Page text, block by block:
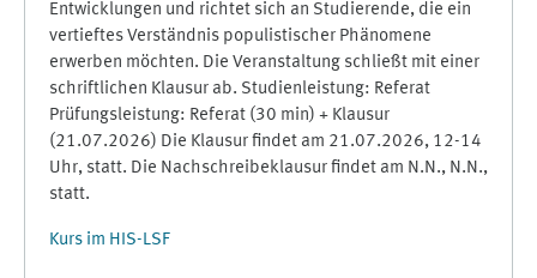
Entwicklungen und richtet sich an Studierende, die ein
vertieftes Verständnis populistischer Phänomene
erwerben möchten. Die Veranstaltung schließt mit einer
schriftlichen Klausur ab. Studienleistung: Referat
Prüfungsleistung: Referat (30 min) + Klausur
(21.07.2026) Die Klausur findet am 21.07.2026, 12-14
Uhr, statt. Die Nachschreibeklausur findet am N.N., N.N.,
statt.
Kurs im HIS-LSF